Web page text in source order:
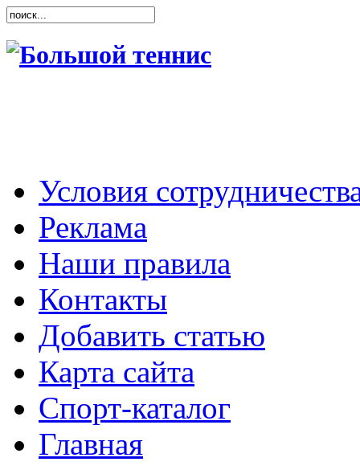
Условия
Реклама
Наши правила
Контакты
Добавить статью
Карта сайта
Спорт-каталог
Главная